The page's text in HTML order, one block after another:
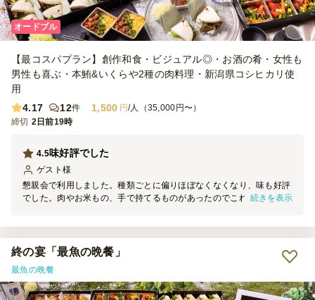
オードブル
【最コスパプラン】創作和食・ビジュアル◎・お酒の肴・女性も
男性も喜ぶ・本鮪&いくらや2種の肉料理・新潟県コシヒカリ使
用
4.17
12件 1,500 円/人（35,000円〜）
締切 2日前19時
味好評でした
4.5
ゲスト 様
懇親会で利用しました。種類ごとに偏りほぼなくなくなり、味も好評
でした。肉やお米もの、手で持てるものがあったのでこれを選びまし
続きを表示
終の宴「最魚の晩餐」
最魚の晩餐